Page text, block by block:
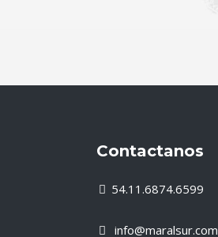
Contactanos
54.11.6874.6599
info@maralsur.com